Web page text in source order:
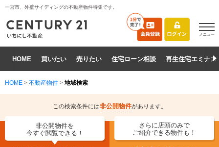
一宮市、外壁サイディングの不動産物件特集です。
メニュー
HOME 買いたい 売りたい 住宅ローン相談 再生住宅エミナス
HOME > 不動産物件 > 地域検索
この検索条件には非公開物件があります。
非公開物件を
今すぐ閲覧できる！
さらに店頭のみで
ご紹介できる物件も！